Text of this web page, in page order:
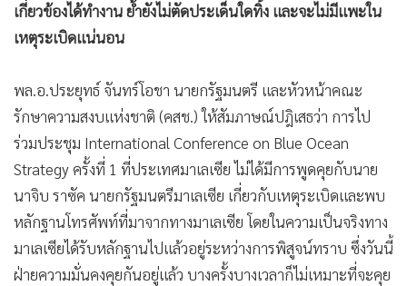
• จีน
• ชุมชน-คุณภาพชีวิต
• Motoring
•
วิทยาศาสตร์
SMEs
• หุ้น
• อินโดจีน
• กองทุนรวม
เกี่ยวข้องได้ทำงาน ย้ำยังไม่ตัดประเด็นใดทิ้ง และจะไม่มีแพะใน
เหตุระเบิดแน่นอน
พล.อ.ประยุทธ์ จันทร์โอชา นายกรัฐมนตรี และหัวหน้าคณะ
รักษาความสงบแห่งชาติ (คสช.) ให้สัมภาษณ์ปฎิเสธว่า การไป
ร่วมประชุม International Conference on Blue Ocean
Strategy ครั้งที่ 1 ที่ประเทศมาเลเซีย ไม่ได้มีการพูดคุยกับนาย
นาจิบ ราซัค นายกรัฐมนตรีมาเลเซีย เกี่ยวกับเหตุระเบิดและพบ
หลักฐานโทรศัพท์ที่มาจากทางมาเลเซีย โดยในความเป็นจริงทาง
มาเลเซียได้รับหลักฐานไปแล้วอยู่ระหว่างการพิสูจน์ทราบ ซึ่งวันนี้
ฝ่ายความมั่นคงคุยกันอยู่แล้ว บางครั้งบางเวลาก็ไม่เหมาะที่จะคุย